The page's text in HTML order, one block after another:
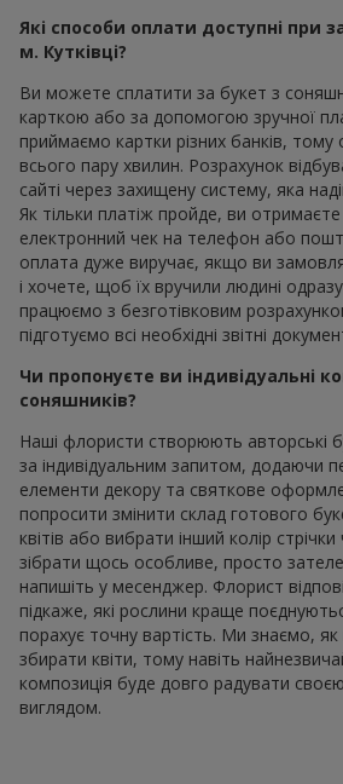
Які способи оплати доступні при
м. Кутківці?
Ви можете сплатити за букет з
карткою або за допомогою зручної
приймаємо картки різних банків,
всього пару хвилин. Розрахунок
сайті через захищену систему, яка
Як тільки платіж пройде, ви
електронний чек на телефон або
оплата дуже виручає, якщо ви
і хочете, щоб їх вручили людині
працюємо з безготівковим
підготуємо всі необхідні звітні
Чи пропонуєте ви індивідуальні
соняшників?
Наші флористи створюють авторські
за індивідуальним запитом, додаючи
елементи декору та святкове
попросити змінити склад готового
квітів або вибрати інший колір
зібрати щось особливе, просто
напишіть у месенджер. Флорист
підкаже, які рослини краще
порахує точну вартість. Ми знаємо,
збирати квіти, тому навіть
композиція буде довго радувати
виглядом.